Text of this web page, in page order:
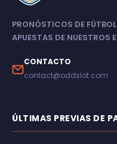
PRONÓSTICOS DE
APUESTAS DE NUESTROS
CONTACTO
contact@oddslot.com
ÚLTIMAS PREVIAS DE